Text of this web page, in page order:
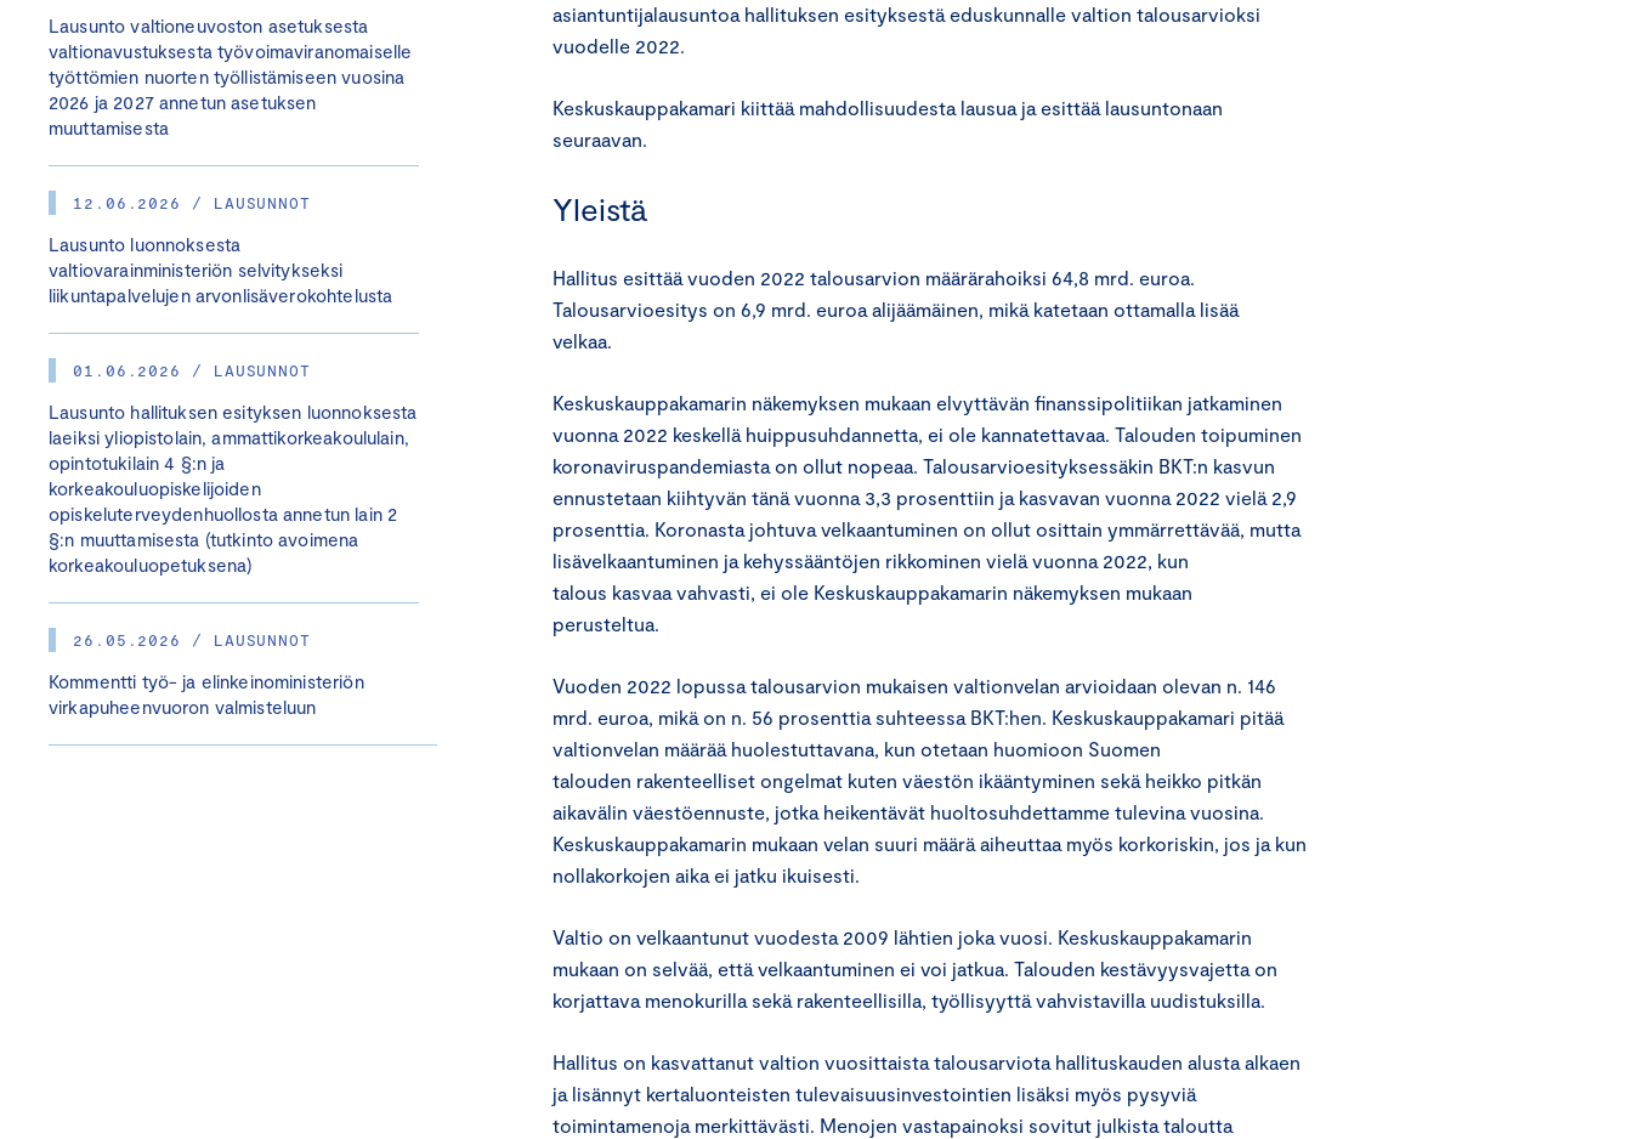
Lausunto valtioneuvoston asetuksesta
valtionavustuksesta työvoimaviranomaiselle
työttömien nuorten työllistämiseen vuosina
2026 ja 2027 annetun asetuksen
muuttamisesta
12.06.2026 / LAUSUNNOT
Lausunto luonnoksesta
valtiovarainministeriön selvitykseksi
liikuntapalvelujen arvonlisäverokohtelusta
01.06.2026 / LAUSUNNOT
Lausunto hallituksen esityksen luonnoksesta
laeiksi yliopistolain, ammattikorkeakoululain,
opintotukilain 4 §:n ja
korkeakouluopiskelijoiden
opiskeluterveydenhuollosta annetun lain 2
§:n muuttamisesta (tutkinto avoimena
korkeakouluopetuksena)
26.05.2026 / LAUSUNNOT
Kommentti työ- ja elinkeinoministeriön
virkapuheenvuoron valmisteluun
asiantuntijalausuntoa hallituksen esityksestä eduskunnalle valtion talousarvioksi
vuodelle 2022.
Keskuskauppakamari kiittää mahdollisuudesta lausua ja esittää lausuntonaan
seuraavan.
Yleistä
Hallitus esittää vuoden 2022 talousarvion määrärahoiksi 64,8 mrd. euroa.
Talousarvioesitys on 6,9 mrd. euroa alijäämäinen, mikä katetaan ottamalla lisää
velkaa.
Keskuskauppakamarin näkemyksen mukaan elvyttävän finanssipolitiikan jatkaminen
vuonna 2022 keskellä huippusuhdannetta, ei ole kannatettavaa. Talouden toipuminen
koronaviruspandemiasta on ollut nopeaa. Talousarvioesityksessäkin BKT:n kasvun
ennustetaan kiihtyvän tänä vuonna 3,3 prosenttiin ja kasvavan vuonna 2022 vielä 2,9
prosenttia. Koronasta johtuva velkaantuminen on ollut osittain ymmärrettävää, mutta
lisävelkaantuminen ja kehyssääntöjen rikkominen vielä vuonna 2022, kun
talous kasvaa vahvasti, ei ole Keskuskauppakamarin näkemyksen mukaan
perusteltua.
Vuoden 2022 lopussa talousarvion mukaisen valtionvelan arvioidaan olevan n. 146
mrd. euroa, mikä on n. 56 prosenttia suhteessa BKT:hen. Keskuskauppakamari pitää
valtionvelan määrää huolestuttavana, kun otetaan huomioon Suomen
talouden rakenteelliset ongelmat kuten väestön ikääntyminen sekä heikko pitkän
aikavälin väestöennuste, jotka heikentävät huoltosuhdettamme tulevina vuosina.
Keskuskauppakamarin mukaan velan suuri määrä aiheuttaa myös korkoriskin, jos ja kun
nollakorkojen aika ei jatku ikuisesti.
Valtio on velkaantunut vuodesta 2009 lähtien joka vuosi. Keskuskauppakamarin
mukaan on selvää, että velkaantuminen ei voi jatkua. Talouden kestävyysvajetta on
korjattava menokurilla sekä rakenteellisilla, työllisyyttä vahvistavilla uudistuksilla.
Hallitus on kasvattanut valtion vuosittaista talousarviota hallituskauden alusta alkaen
ja lisännyt kertaluonteisten tulevaisuusinvestointien lisäksi myös pysyviä
toimintamenoja merkittävästi. Menojen vastapainoksi sovitut julkista taloutta